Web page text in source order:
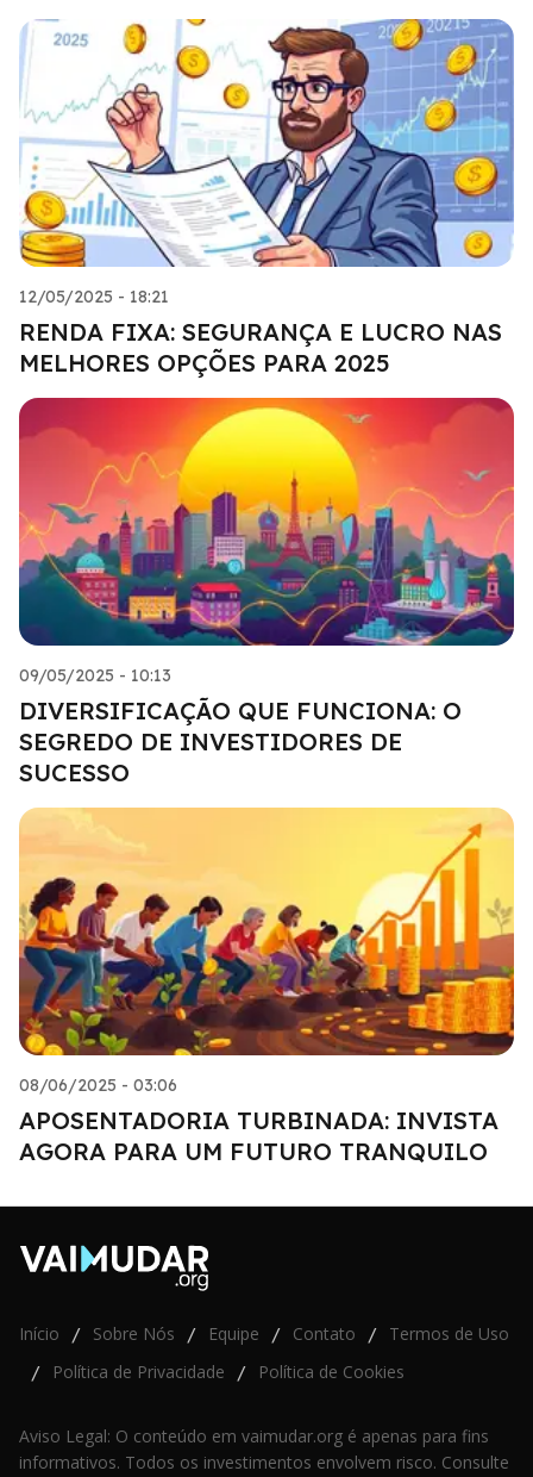
12/05/2025 - 18:21
RENDA FIXA: SEGURANÇA E LUCRO NAS
MELHORES OPÇÕES PARA 2025
09/05/2025 - 10:13
DIVERSIFICAÇÃO QUE FUNCIONA: O
SEGREDO DE INVESTIDORES DE
SUCESSO
08/06/2025 - 03:06
APOSENTADORIA TURBINADA: INVISTA
AGORA PARA UM FUTURO TRANQUILO
Início / Sobre Nós / Equipe / Contato / Termos de Uso
/ Política de Privacidade / Política de Cookies
Aviso Legal: O conteúdo em vaimudar.org é apenas para fins
informativos. Todos os investimentos envolvem risco. Consulte